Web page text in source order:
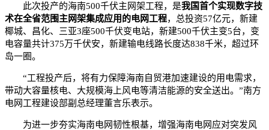
此次投产的海南500千伏主网架工程，是我国首个实现数字技
术在全省范围主网架集成应用的电网工程，总投资57亿元，新建
椰城、昌化、三亚3座500千伏变电站，新建500千伏主变5台，变
电容量共计375万千伏安，新建输电线路长度达838千米，超过环
岛一圈。
“工程投产后，将有力保障海南自贸港加速建设的用电需求，
带动大容量核电、大规模海上风电等清洁能源的安全送出。”南方
电网工程建设部副总经理董言乐表示。
为进一步夯实海南电网韧性根基，增强海南电网应对突发风